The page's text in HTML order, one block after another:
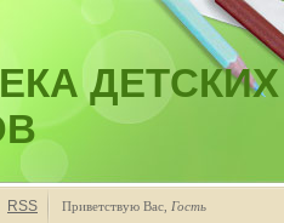
ДЕТСКИХ
RSS Приветствую Вас Гость